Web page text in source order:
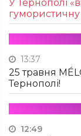
У Тернополі
13:37
25 травня
Тернополі!
12:49